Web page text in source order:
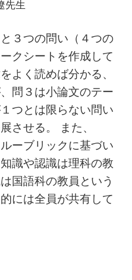
先生
３つの問い（４つの
クシートを作成して
よく読めば分かる、
問３は小論文のテー
つとは限らない問い
させる。 また、
ーブリックに基づい
識や認識は理科の教
国語科の教員という
には全員が共有して